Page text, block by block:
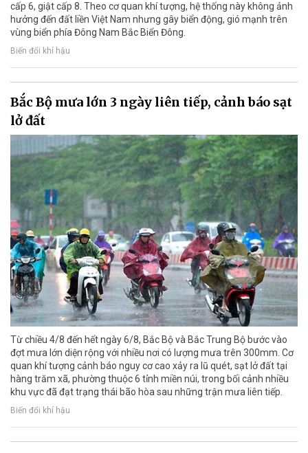
cấp 6, giật cấp 8. Theo cơ quan khí tượng, hệ thống này không ảnh
hưởng đến đất liền Việt Nam nhưng gây biển động, gió mạnh trên
vùng biển phía Đông Nam Bắc Biển Đông.
Biến đổi khí hậu
Bắc Bộ mưa lớn 3 ngày liên tiếp, cảnh báo sạt
lở đất
Từ chiều 4/8 đến hết ngày 6/8, Bắc Bộ và Bắc Trung Bộ bước vào
đợt mưa lớn diện rộng với nhiều nơi có lượng mưa trên 300mm. Cơ
quan khí tượng cảnh báo nguy cơ cao xảy ra lũ quét, sạt lở đất tại
hàng trăm xã, phường thuộc 6 tỉnh miền núi, trong bối cảnh nhiều
khu vực đã đạt trạng thái bão hòa sau những trận mưa liên tiếp.
Biến đổi khí hậu